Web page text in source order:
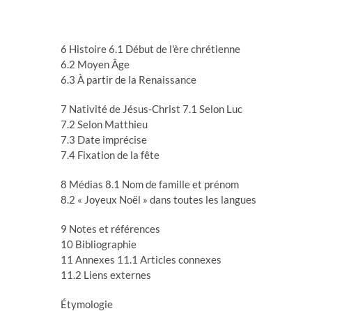
6 Histoire 6.1 Début de l'ère chrétienne
6.2 Moyen Âge
6.3 À partir de la Renaissance
7 Nativité de Jésus-Christ 7.1 Selon Luc
7.2 Selon Matthieu
7.3 Date imprécise
7.4 Fixation de la fête
8 Médias 8.1 Nom de famille et prénom
8.2 « Joyeux Noël » dans toutes les langues
9 Notes et références
10 Bibliographie
11 Annexes 11.1 Articles connexes
11.2 Liens externes
Étymologie